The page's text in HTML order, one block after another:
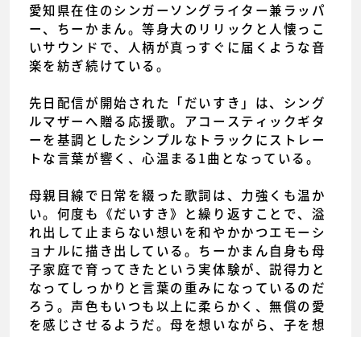
愛知県在住のシンガーソングライター兼ラッパ
ー、ちーかまん。等身大のリリックと人懐っこ
いサウンドで、人柄が真っすぐに届くような音
楽を紡ぎ続けている。
先日配信が開始された「だいすき」は、シング
ルマザーへ贈る応援歌。アコースティックギタ
ーを基調としたシンプルなトラックにストレー
トな言葉が響く、心温まる1曲となっている。
母親目線で日常を綴った歌詞は、力強くも温か
い。何度も《だいすき》と繰り返すことで、溢
れ出して止まらない想いを和やかかつエモーシ
ョナルに描き出している。ちーかまん自身も母
子家庭で育ってきたという実体験が、説得力と
なってしっかりと言葉の重みになっているのだ
ろう。声色もいつも以上に柔らかく、無償の愛
を感じさせるようだ。母を想いながら、子を想